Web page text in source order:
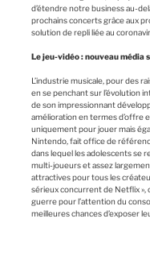
d’étendre notre business au-
prochains concerts grâce aux
solution de repli liée au
Le jeu-vidéo : nouveau média
L’industrie musicale, pour des
en se penchant sur l’évolution
de son impressionnant
amélioration en termes d’offre
uniquement pour jouer mais
Nintendo, fait office de
dans lequel les adolescents se
multi-joueurs et assez
attractives pour tous les
sérieux concurrent de Netflix »,
guerre pour l’attention du
meilleures chances d’exposer